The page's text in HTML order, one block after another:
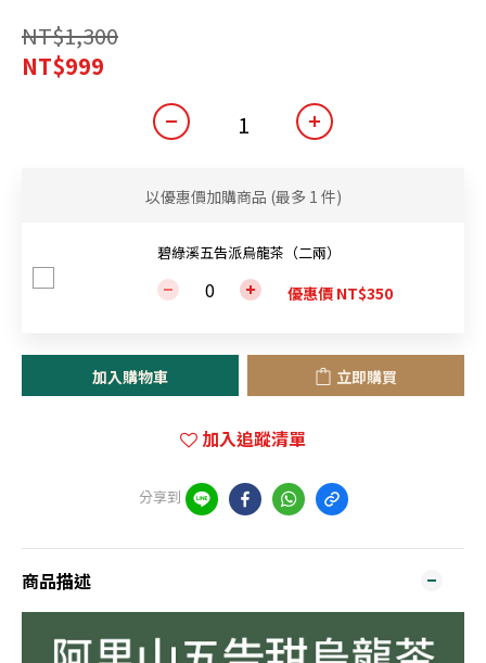
NT$1,300
NT$999
以優惠價加購商品 (最多 1 件)
碧綠溪五告派烏龍茶（二兩）
優惠價 NT$350
加入購物車 立即購買
加入追蹤清單
分享到
商品描述